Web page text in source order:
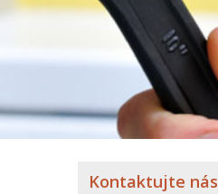
Kontaktujte nás